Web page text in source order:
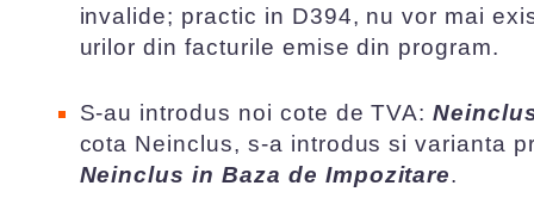
invalide; practic in D394, nu vor mai
urilor din facturile emise din program.
S-au introdus noi cote de TVA:
cota Neinclus, s-a introdus si varianta
Neinclus in Baza de Impozitare.